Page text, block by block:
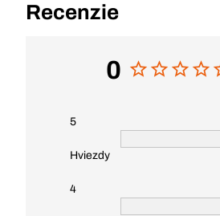
Recenzie
0
5
Hviezdy
4